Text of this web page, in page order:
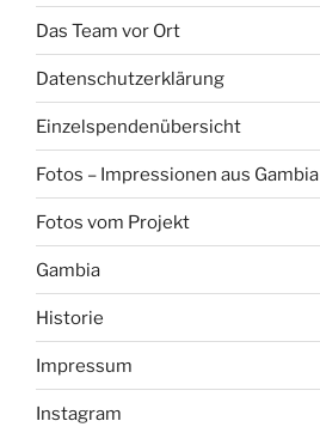
Das Team vor Ort
Datenschutzerklärung
Einzelspendenübersicht
Fotos – Impressionen aus Gambia
Fotos vom Projekt
Gambia
Historie
Impressum
Instagram